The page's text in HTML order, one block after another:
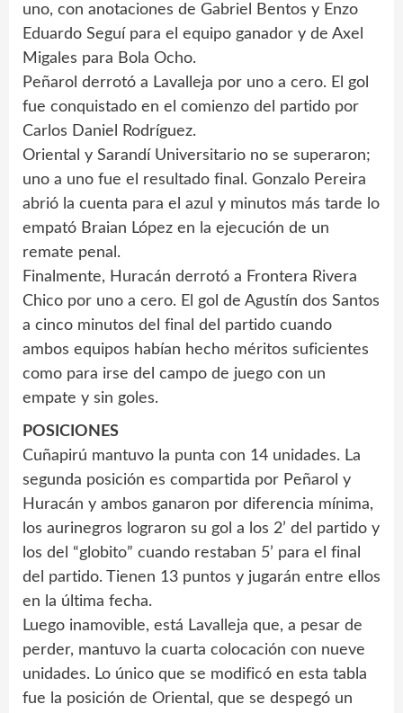
uno, con anotaciones de Gabriel Bentos y Enzo
Eduardo Seguí para el equipo ganador y de Axel
Migales para Bola Ocho.
Peñarol derrotó a Lavalleja por uno a cero. El gol
fue conquistado en el comienzo del partido por
Carlos Daniel Rodríguez.
Oriental y Sarandí Universitario no se superaron;
uno a uno fue el resultado final. Gonzalo Pereira
abrió la cuenta para el azul y minutos más tarde lo
empató Braian López en la ejecución de un
remate penal.
Finalmente, Huracán derrotó a Frontera Rivera
Chico por uno a cero. El gol de Agustín dos Santos
a cinco minutos del final del partido cuando
ambos equipos habían hecho méritos suficientes
como para irse del campo de juego con un
empate y sin goles.
POSICIONES
Cuñapirú mantuvo la punta con 14 unidades. La
segunda posición es compartida por Peñarol y
Huracán y ambos ganaron por diferencia mínima,
los aurinegros lograron su gol a los 2’ del partido y
los del “globito” cuando restaban 5’ para el final
del partido. Tienen 13 puntos y jugarán entre ellos
en la última fecha.
Luego inamovible, está Lavalleja que, a pesar de
perder, mantuvo la cuarta colocación con nueve
unidades. Lo único que se modificó en esta tabla
fue la posición de Oriental, que se despegó un